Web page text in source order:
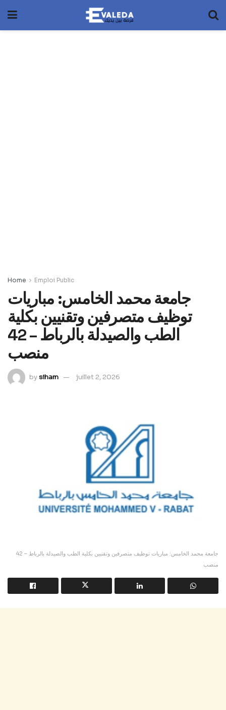
Home Emploi Public
جامعة محمد الخامس: مباريات
توظيف متصرفين وتقنيين بكلية
الطب والصيدلة بالرباط – 42
منصب
bysiham juillet 2, 2026
جامعة محمد الخامس: مباريات توظيف متصرفين وتقنيين بكلية الطب والصيدلة بالرباط – 42
منصب